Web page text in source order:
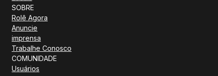
SOBRE
Rolê Agora
Anuncie
imprensa
Trabalhe Conosco
COMUNIDADE
Usuários